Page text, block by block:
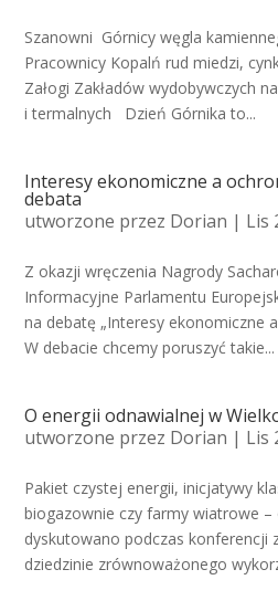
Szanowni Górnicy węgla
Pracownicy Kopalń rud miedzi,
Załogi Zakładów wydobywczych
i termalnych Dzień Górnika to...
Interesy ekonomiczne a
debata
utworzone przez Dorian | Lis
Z okazji wręczenia Nagrody
Informacyjne Parlamentu
na debatę „Interesy ekonomiczne
W debacie chcemy poruszyć takie...
O energii odnawialnej w
utworzone przez Dorian | Lis
Pakiet czystej energii, inicjatywy
biogazownie czy farmy wiatrowe
dyskutowano podczas konferencji
dziedzinie zrównoważonego